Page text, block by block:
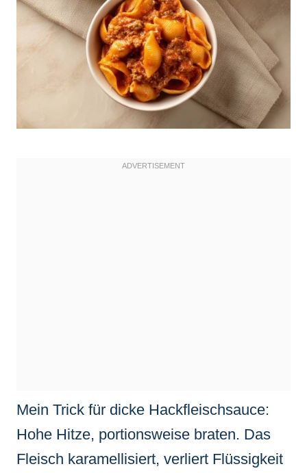
Mein Trick für dicke Hackfleischsauce:
Hohe Hitze, portionsweise braten. Das
Fleisch karamellisiert, verliert Flüssigkeit